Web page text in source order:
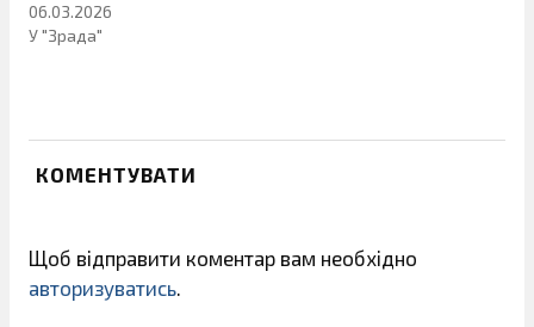
06.03.2026
У "Зрада"
КОМЕНТУВАТИ
Щоб відправити коментар вам необхідно
авторизуватись.